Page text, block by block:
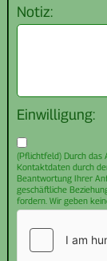
Notiz:
Einwilligung:
(Pflichtfeld) Durch das
Kontaktdaten durch
Beantwortung Ihrer
geschäftliche
fordern. Wir geben